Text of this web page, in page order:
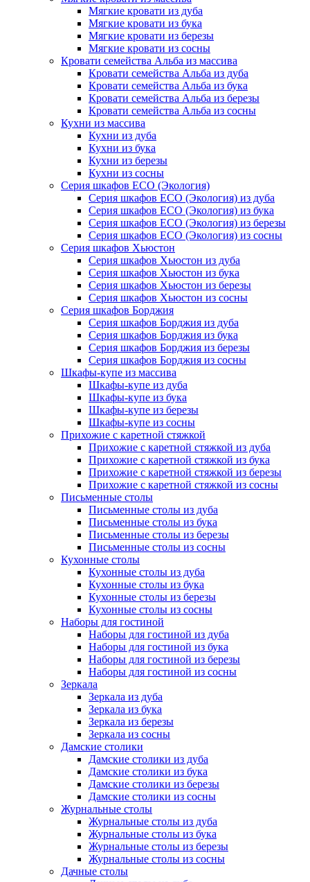
Мягкие кровати из дуба
Мягкие кровати из бука
Мягкие кровати из березы
Мягкие кровати из сосны
Кровати семейства Альба из массива
Кровати семейства Альба из дуба
Кровати семейства Альба из бука
Кровати семейства Альба из березы
Кровати семейства Альба из сосны
Кухни из массива
Кухни из дуба
Кухни из бука
Кухни из березы
Кухни из сосны
Серия шкафов ECO (Экология)
Серия шкафов ECO (Экология) из дуба
Серия шкафов ECO (Экология) из бука
Серия шкафов ECO (Экология) из березы
Серия шкафов ECO (Экология) из сосны
Серия шкафов Хьюстон
Серия шкафов Хьюстон из дуба
Серия шкафов Хьюстон из бука
Серия шкафов Хьюстон из березы
Серия шкафов Хьюстон из сосны
Серия шкафов Борджия
Серия шкафов Борджия из дуба
Серия шкафов Борджия из бука
Серия шкафов Борджия из березы
Серия шкафов Борджия из сосны
Шкафы-купе из массива
Шкафы-купе из дуба
Шкафы-купе из бука
Шкафы-купе из березы
Шкафы-купе из сосны
Прихожие с каретной стяжкой
Прихожие с каретной стяжкой из дуба
Прихожие с каретной стяжкой из бука
Прихожие с каретной стяжкой из березы
Прихожие с каретной стяжкой из сосны
Письменные столы
Письменные столы из дуба
Письменные столы из бука
Письменные столы из березы
Письменные столы из сосны
Кухонные столы
Кухонные столы из дуба
Кухонные столы из бука
Кухонные столы из березы
Кухонные столы из сосны
Наборы для гостиной
Наборы для гостиной из дуба
Наборы для гостиной из бука
Наборы для гостиной из березы
Наборы для гостиной из сосны
Зеркала
Зеркала из дуба
Зеркала из бука
Зеркала из березы
Зеркала из сосны
Дамские столики
Дамские столики из дуба
Дамские столики из бука
Дамские столики из березы
Дамские столики из сосны
Журнальные столы
Журнальные столы из дуба
Журнальные столы из бука
Журнальные столы из березы
Журнальные столы из сосны
Дачные столы